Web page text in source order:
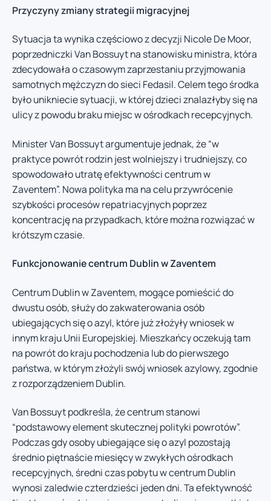
Przyczyny zmiany strategii migracyjnej
Sytuacja ta wynika częściowo z decyzji Nicole De Moor,
poprzedniczki Van Bossuyt na stanowisku ministra, która
zdecydowała o czasowym zaprzestaniu przyjmowania
samotnych mężczyzn do sieci Fedasil. Celem tego środka
było unikniecie sytuacji, w której dzieci znalazłyby się na
ulicy z powodu braku miejsc w ośrodkach recepcyjnych.
Minister Van Bossuyt argumentuje jednak, że “w
praktyce powrót rodzin jest wolniejszy i trudniejszy, co
spowodowało utratę efektywności centrum w
Zaventem”. Nowa polityka ma na celu przywrócenie
szybkości procesów repatriacyjnych poprzez
koncentrację na przypadkach, które można rozwiązać w
krótszym czasie.
Funkcjonowanie centrum Dublin w Zaventem
Centrum Dublin w Zaventem, mogące pomieścić do
dwustu osób, służy do zakwaterowania osób
ubiegających się o azyl, które już złożyły wniosek w
innym kraju Unii Europejskiej. Mieszkańcy oczekują tam
na powrót do kraju pochodzenia lub do pierwszego
państwa, w którym złożyli swój wniosek azylowy, zgodnie
z rozporządzeniem Dublin.
Van Bossuyt podkreśla, że centrum stanowi
“podstawowy element skutecznej polityki powrotów”.
Podczas gdy osoby ubiegające się o azyl pozostają
średnio piętnaście miesięcy w zwykłych ośrodkach
recepcyjnych, średni czas pobytu w centrum Dublin
wynosi zaledwie czterdzieści jeden dni. Ta efektywność